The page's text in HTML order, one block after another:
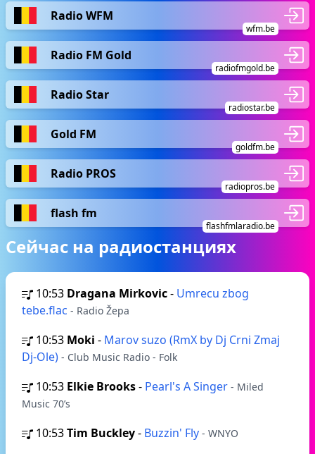
Radio WFM
wfm.be
Radio FM Gold
radiofmgold.be
Radio Star
radiostar.be
Gold FM
goldfm.be
Radio PROS
radiopros.be
flash fm
flashfmlaradio.be
Сейчас на радиостанциях
10:53 Dragana Mirkovic- Umrecu zbog
tebe.flac - Radio Žepa
10:53 Moki - Marov suzo (RmX by Dj Crni Zmaj
Dj-Ole) - Club Music Radio - Folk
10:53 Elkie Brooks- Pearl's A Singer - Miled
Music 70’s
10:53Tim Buckley- Buzzin' Fly - WNYO